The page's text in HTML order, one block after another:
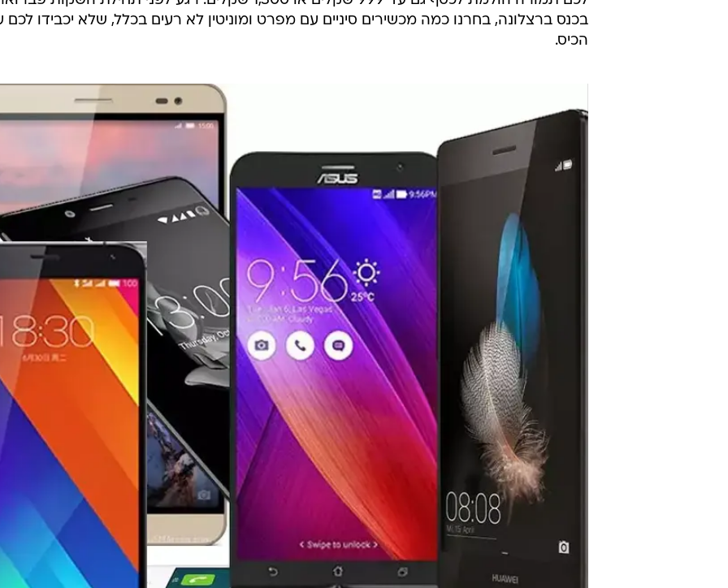
בכנס ברצלונה, בחרנו כמה מכשירים סיניים עם מפרט ומוניטין לא רעים בכלל, שלא יכבידו לכם
הכיס.